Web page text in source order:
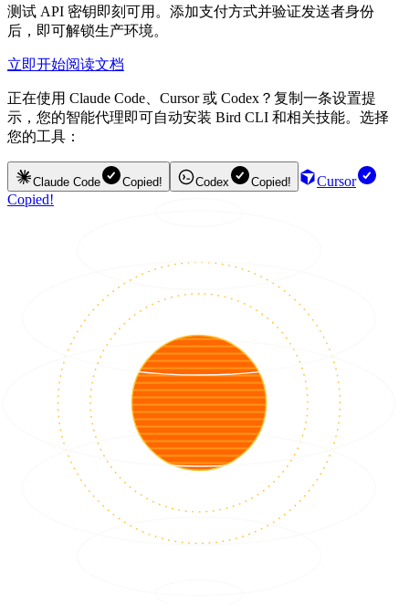
测试 API 密钥即刻可用。添加支付方式并验证发送者身份
后，即可解锁生产环境。
立即开始阅读文档
正在使用 Claude Code、Cursor 或 Codex？复制一条设置提
示，您的智能代理即可自动安装 Bird CLI 和相关技能。选择
您的工具：
Claude Code Copied! Codex Copied!
Cursor
Copied!